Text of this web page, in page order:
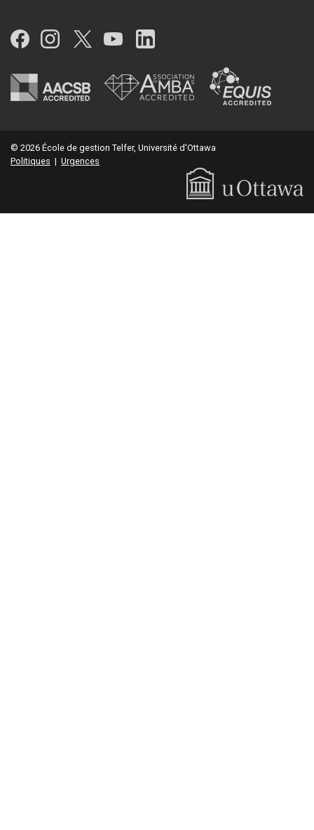
Facebook
Instagram
Twitter
YouTubeLinkedIn
© 2026 École de gestion Telfer, Université d'Ottawa
Politiques | Urgences